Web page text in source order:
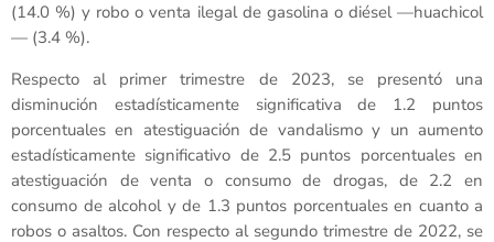
(14.0 %) y robo o venta ilegal de gasolina o diésel —huachicol
— (3.4 %).
Respecto al primer trimestre de 2023, se presentó una
disminución estadísticamente significativa de 1.2 puntos
porcentuales en atestiguación de vandalismo y un aumento
estadísticamente significativo de 2.5 puntos porcentuales en
atestiguación de venta o consumo de drogas, de 2.2 en
consumo de alcohol y de 1.3 puntos porcentuales en cuanto a
robos o asaltos. Con respecto al segundo trimestre de 2022, se